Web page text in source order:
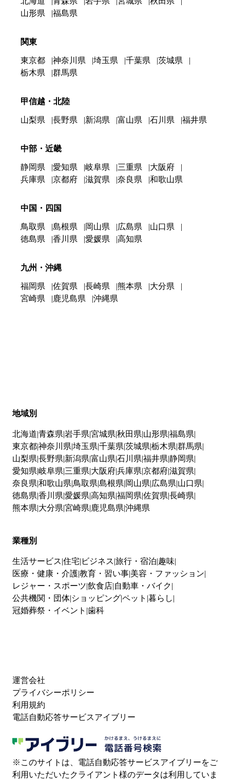
山形県
福島県
関東
東京都 神奈川県 埼玉県 千葉県
茨城県
栃木県
群馬県
甲信越・北陸
山梨県 長野県 新潟県 富山県 石川県 福井県
中部・近畿
静岡県 愛知県 岐阜県 三重県
大阪府
兵庫県
京都府 滋賀県 奈良県 和歌山県
中国・四国
鳥取県 島根県 岡山県 広島県
山口県
徳島県
香川県 愛媛県 高知県
九州・沖縄
福岡県 佐賀県 長崎県 熊本県
大分県
宮崎県
鹿児島県 沖縄県
地域別
北海道 青森県 岩手県 宮城県 秋田県 山形県 福島県
東京都神奈川県 埼玉県 千葉県 茨城県 栃木県 群馬県
山梨県 長野県 新潟県 富山県 石川県 福井県 静岡県
愛知県 岐阜県 三重県 大阪府兵庫県 京都府滋賀県
奈良県 和歌山県 鳥取県 島根県 岡山県 広島県 山口県
徳島県 香川県 愛媛県 高知県 福岡県 佐賀県 長崎県
熊本県 大分県 宮崎県 鹿児島県 沖縄県
業種別
生活サービス 住宅 ビジネス 旅行・宿泊 趣味
医療・健康・介護教育・習い事 美容・ファッション
レジャー・スポーツ 飲食店 自動車・バイク
公共機関・団体 ショッピングペット 暮らし
冠婚葬祭・イベント 歯科
運営会社
プライバシーポリシー
利用規約
電話自動応答サービスアイブリー
※このサイトは、電話自動応答サービスアイブリーをご
利用いただいたクライアント様のデータは利用していま